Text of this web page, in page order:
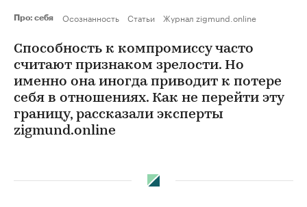
Про: себя Осознанность Статьи Журнал zigmund.online
Способность к компромиссу часто
считают признаком зрелости. Но
именно она иногда приводит к потере
себя в отношениях. Как не перейти эту
границу, рассказали эксперты
zigmund.online